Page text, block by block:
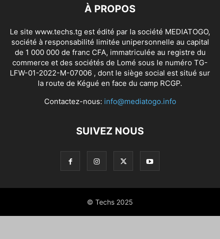
À PROPOS
Le site www.techs.tg est édité par la société MEDIATOGO,
société à responsabilité limitée unipersonnelle au capital
de 1 000 000 de franc CFA, immatriculée au registre du
commerce et des sociétés de Lomé sous le numéro TG-
LFW-01-2022-M-07006 , dont le siège social est situé sur
la route de Kégué en face du camp RCGP.
Contactez-nous: info@mediatogo.info
SUIVEZ NOUS
© Techs 2025